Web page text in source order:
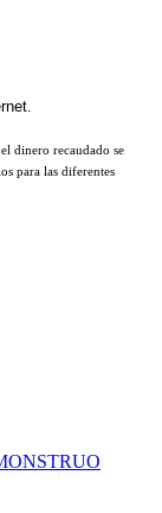
dinero recaudado se
para las diferentes